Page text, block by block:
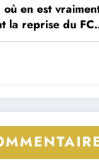
en est
la reprise du FC